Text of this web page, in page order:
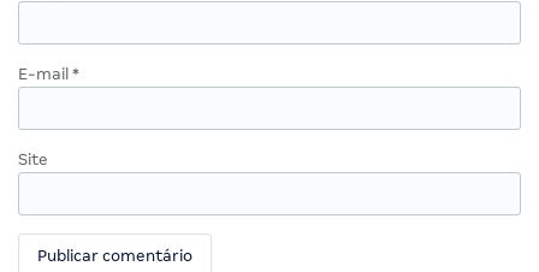
E-mail *
Site